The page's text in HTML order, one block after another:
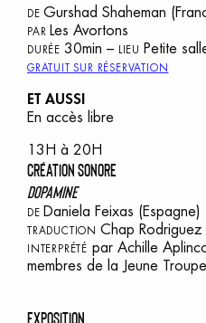
DEGurshad Shaheman
PAR Les Avortons
DURÉE 30min – LIEU Petite
GRATUIT SUR RÉSERVATION
ET AUSSI
En accès libre
13H à 20H
CRÉATION SONORE
DOPAMINE
DE Daniela Feixas (Espagne)
TRADUCTION Chap Rodriguez
INTERPRÉTÉ par Achille
membres de la Jeune
EXPOSITION